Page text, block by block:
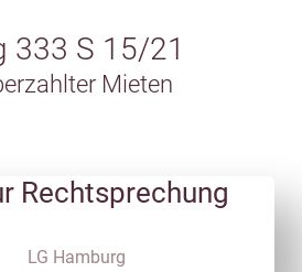
333 S 15/21
Mieten
Rechtsprechung
LG Hamburg